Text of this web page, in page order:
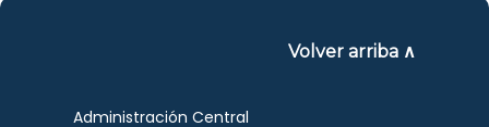
Volver arriba ∧
Administración Central